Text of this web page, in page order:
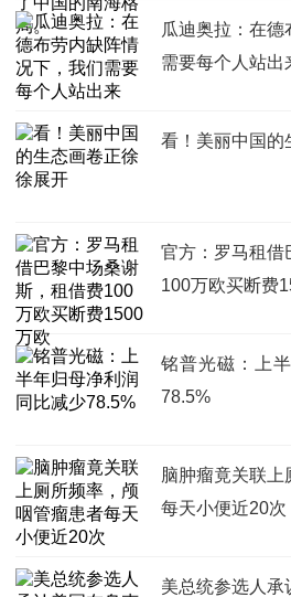
瓜迪奥拉：在
需要每个人站出
看！美丽中国的
官方：罗马租借
100万欧买断费
铭普光磁：上
78.5%
脑肿瘤竟关联上
每天小便近20次
美总统参选人承